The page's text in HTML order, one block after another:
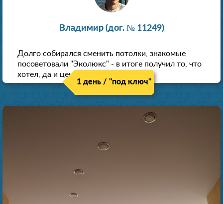
Владимир (дог. № 11249)
Долго собирался сменить потолки, знакомые
посоветовали "Эколюкс" - в итоге получил то, что
хотел, да и цена нормальная.
1 день / "под ключ"